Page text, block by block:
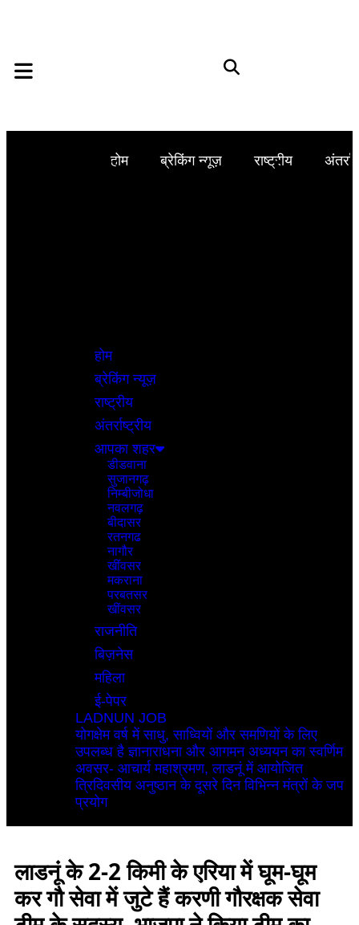
होम ब्रेकिंग न्यूज़ राष्ट्रीय
होम
ब्रेकिंग न्यूज़
राष्ट्रीय
अंतर्राष्ट्रीय
आपका शहर
डीडवाना
सुजानगढ़
निम्बीजोधा
नवलगढ़
बीदासर
रतनगढ
नागौर
खींवसर
मकराना
परबतसर
खींवसर
राजनीति
बिज़नेस
महिला
ई-पेपर
LADNUN JOB
योगक्षेम वर्ष में साधु, साध्वियों और समणियों के लिए
उपलब्ध है ज्ञानाराधना और आगमन अध्ययन का स्वर्णिम
अवसर- आचार्य महाश्रमण, लाडनूं में आयोजित
त्रिदिवसीय अनुष्ठान के दूसरे दिन विभिन्न मंत्रों के जप
प्रयोग
लाडनूं के 2-2 किमी के एरिया में घूम-घूम
कर गौ सेवा में जुटे हैं करणी गौरक्षक सेवा